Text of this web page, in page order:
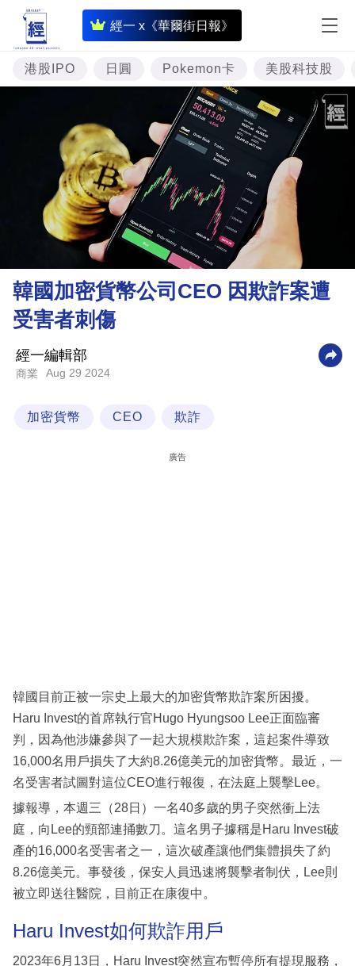
經一 x《華爾街日報》
即
時
財
經
題
投
資
樓
市
理
財
商
科
區
港股IPO 日圓 Pokemon卡 美股科技股
韓國加密貨幣公司CEO 因欺詐案遭
受害者刺傷
經一編輯部
商業 Aug 29 2024
加密貨幣 CEO 欺詐
廣告
韓國目前正被一宗史上最大的加密貨幣欺詐案所困擾。
Haru Invest的首席執行官Hugo Hyungsoo Lee正面臨審
判，因為他涉嫌參與了一起大規模欺詐案，這起案件導致
16,000名用戶損失了大約8.26億美元的加密貨幣。最近，一
名受害者試圖對這位CEO進行報復，在法庭上襲擊Lee。
據報導，本週三（28日）一名40多歲的男子突然衝上法
庭，向Lee的頸部連捅數刀。這名男子據稱是Haru Invest破
產的16,000名受害者之一，這次破產讓他們集體損失了約
8.26億美元。事發後，保安人員迅速將襲擊者制伏，Lee則
被立即送往醫院，目前正在康復中。
Haru Invest如何欺詐用戶
2023年6月13日，Haru Invest突然宣布暫停所有提現服務，